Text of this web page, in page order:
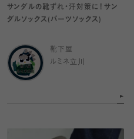
サンダルの靴ずれ・汗対策に！サン
ダルソックス(パーツソックス)
靴下屋
ルミネ立川